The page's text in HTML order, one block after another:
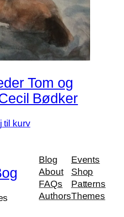
Tom og
Bødker
til kurv
Blog
About
FAQs
Authors
Events
Shop
Patterns
Themes